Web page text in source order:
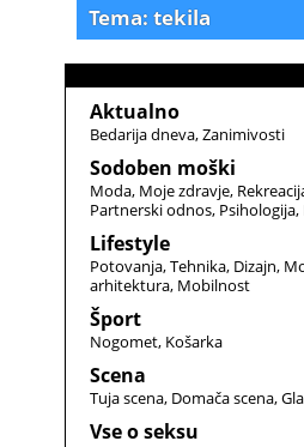
Tema: tekila
Aktualno
Bedarija dneva Zanimivosti
Sodoben moški
Moda Moje zdravje
Partnerski odnos Psihologija
Lifestyle
Potovanja Tehnika Dizajn
arhitektura Mobilnost
Šport
Nogomet Košarka
Scena
Tuja scena Domača scena
Vse o seksu